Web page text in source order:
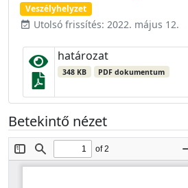
Veszélyhelyzet
event_available Utolsó frissítés: 2022. május 12.
határozat
348 KB PDF dokumentum
Betekintő nézet